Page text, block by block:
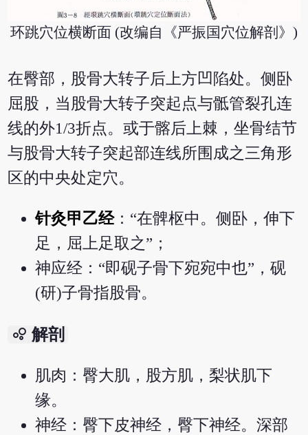
环跳穴位横断面 (改编自《严振国穴位解剖》)
在臀部，股骨大转子后上方凹陷处。侧卧
屈股，当股骨大转子突起点与骶管裂孔连
线的外1/3折点。或于髂后上棘，坐骨结节
与股骨大转子突起部连线所围成之三角形
区的中央处定穴。
针灸甲乙经：“在髀枢中。侧卧，伸下
足，屈上足取之”；
神应经：“即砚子骨下宛宛中也”，砚
(研)子骨指股骨。
bubble_chart 解剖
肌肉：臀大肌，股方肌，梨状肌下
缘。
神经：臀下皮神经，臀下神经。深部